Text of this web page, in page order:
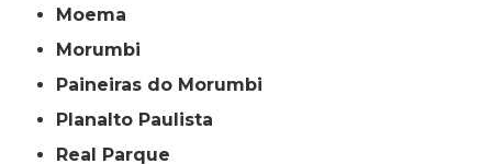
Moema
Morumbi
Paineiras do Morumbi
Planalto Paulista
Real Parque